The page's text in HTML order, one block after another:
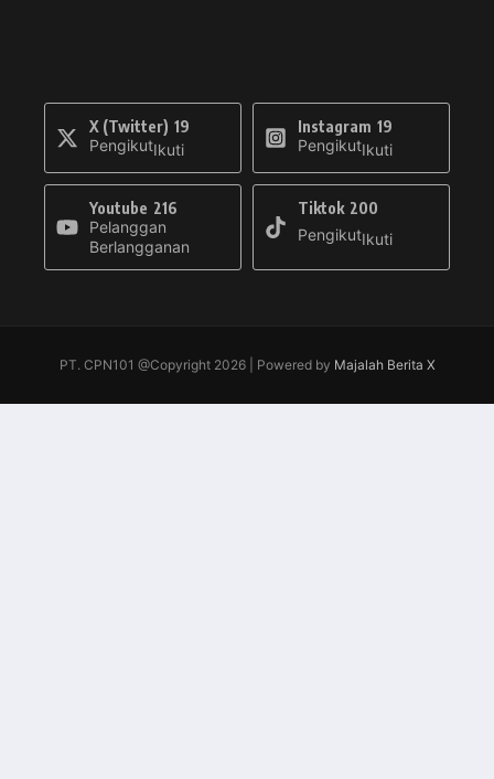
X (Twitter) 19
PengikutIkuti
Instagram 19
PengikutIkuti
Youtube 216
Pelanggan
Berlangganan
Tiktok 200
PengikutIkuti
PT. CPN101 @Copyright 2026 | Powered by Majalah Berita X